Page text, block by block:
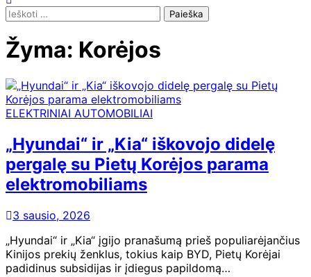
Ieškoti:
Žyma: Korėjos
ELEKTRINIAI AUTOMOBILIAI
„Hyundai“ ir „Kia“ iškovojo didelę
pergalę su Pietų Korėjos parama
elektromobiliams
3 sausio, 2026
„Hyundai“ ir „Kia“ įgijo pranašumą prieš populiarėjančius
Kinijos prekių ženklus, tokius kaip BYD, Pietų Korėjai
padidinus subsidijas ir įdiegus papildomą…